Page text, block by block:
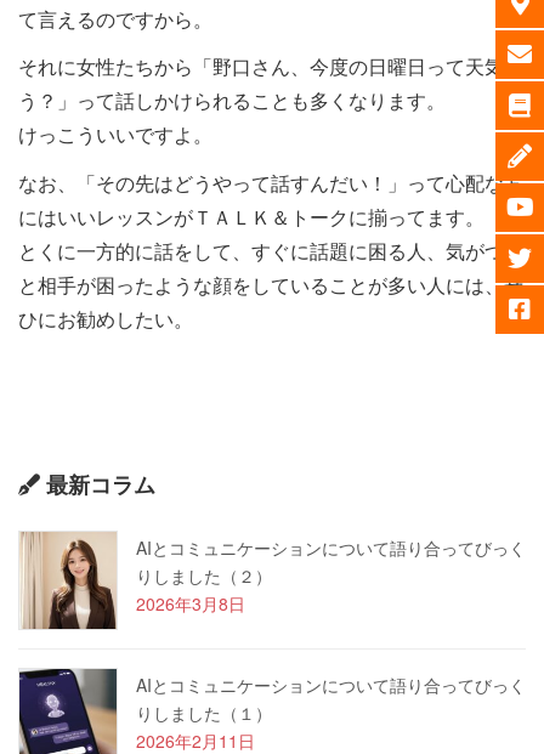
て言えるのですから。
それに女性たちから「野口さん、今度の日曜日って天気ど
う？」って話しかけられることも多くなります。
けっこういいですよ。
なお、「その先はどうやって話すんだい！」って心配な方
にはいいレッスンがＴＡＬＫ＆トークに揃ってます。
とくに一方的に話をして、すぐに話題に困る人、気がつく
と相手が困ったような顔をしていることが多い人には、ぜ
ひにお勧めしたい。
最新コラム
AIとコミュニケーションについて語り合ってびっく
りしました（２）
2026年3月8日
AIとコミュニケーションについて語り合ってびっく
りしました（１）
2026年2月11日